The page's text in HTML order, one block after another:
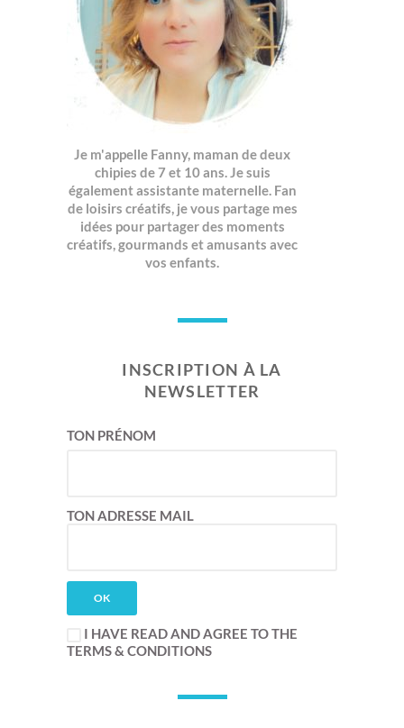
Je m'appelle Fanny, maman de deux
chipies de 7 et 10 ans. Je suis
également assistante maternelle. Fan
de loisirs créatifs, je vous partage mes
idées pour partager des moments
créatifs, gourmands et amusants avec
vos enfants.
INSCRIPTION À LA
NEWSLETTER
TON PRÉNOM
TON ADRESSE MAIL
I HAVE READ AND AGREE TO THE
TERMS & CONDITIONS